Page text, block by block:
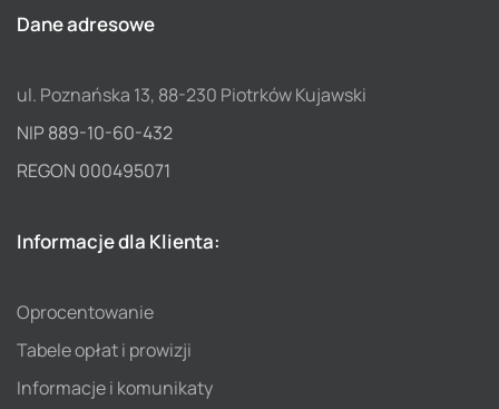
Dane adresowe
ul. Poznańska 13, 88-230 Piotrków Kujawski
NIP 889-10-60-432
REGON 000495071
Informacje dla Klienta:
Oprocentowanie
Tabele opłat i prowizji
Informacje i komunikaty